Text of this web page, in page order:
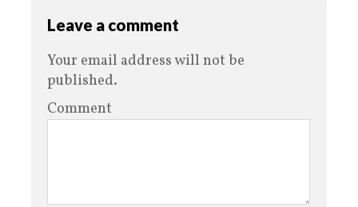
Leave a comment
Your email address will not be
published.
Comment